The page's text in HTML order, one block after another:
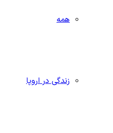
همه
زندگی در اروپا